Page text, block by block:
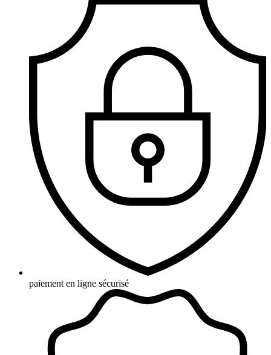
paiement en ligne sécurisé